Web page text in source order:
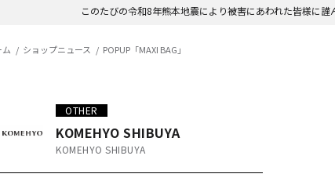
このたびの令和8年熊本地震により被害にあわれた皆様に
ム ショップニュース POPUP「MAXI BAG」
OTHER
KOMEHYO SHIBUYA
KOMEHYO SHIBUYA